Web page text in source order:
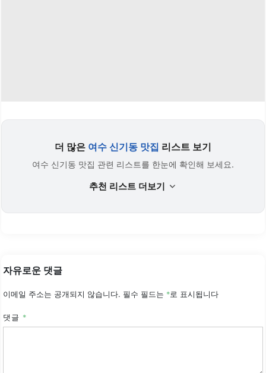
더 많은 여수 신기동 맛집 리스트 보기
여수 신기동 맛집 관련 리스트를 한눈에 확인해 보세요.
추천 리스트 더보기
자유로운 댓글
이메일 주소는 공개되지 않습니다. 필수 필드는 *로 표시됩니다
댓글 *